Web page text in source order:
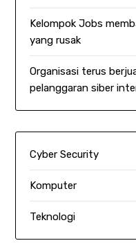
Kelompok Jobs
yang rusak
Organisasi terus
pelanggaran siber
Cyber Security
Komputer
Teknologi